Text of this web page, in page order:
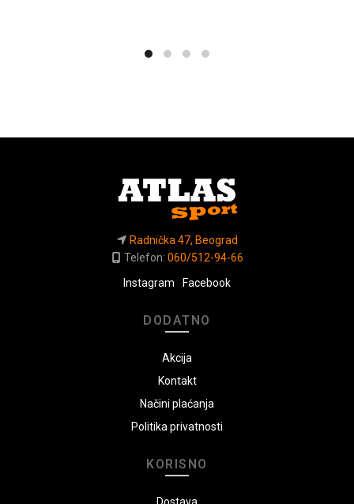
Radnička 47, Beograd
Telefon: 060/512-94-66
Instagram
Facebook
DODATNO
Akcija
Kontakt
Načini plaćanja
Politika privatnosti
KORISNO